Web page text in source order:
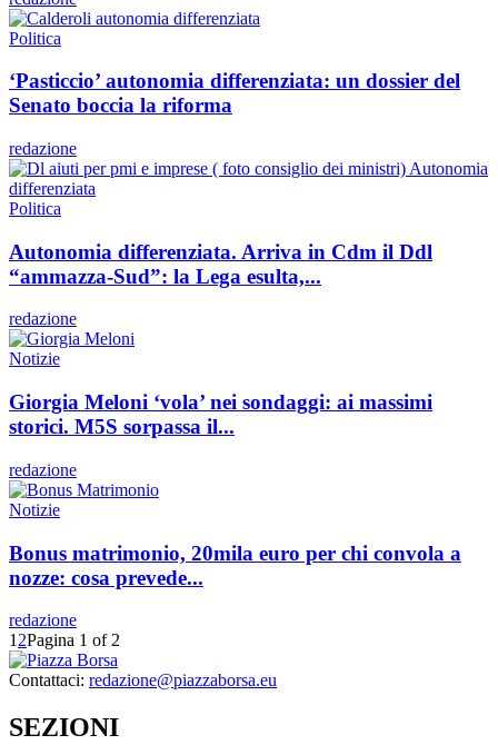
Politica
‘Pasticcio’ autonomia differenziata: un dossier del
Senato boccia la riforma
redazione
Politica
Autonomia differenziata. Arriva in Cdm il Ddl
“ammazza-Sud”: la Lega esulta,...
redazione
Notizie
Giorgia Meloni ‘vola’ nei sondaggi: ai massimi
storici. M5S sorpassa il...
redazione
Notizie
Bonus matrimonio, 20mila euro per chi convola a
nozze: cosa prevede...
redazione
1 2Pagina 1 of 2
Contattaci: redazione@piazzaborsa.eu
SEZIONI